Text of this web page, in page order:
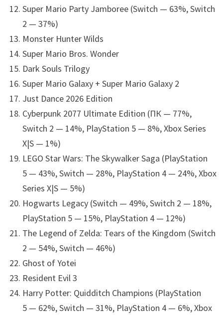
Super Mario Party Jamboree (Switch — 63%, Switch
2 — 37%)
Monster Hunter Wilds
Super Mario Bros. Wonder
Dark Souls Trilogy
Super Mario Galaxy + Super Mario Galaxy 2
Just Dance 2026 Edition
Cyberpunk 2077 Ultimate Edition (ПК — 77%,
Switch 2 — 14%, PlayStation 5 — 8%, Xbox Series
X|S — 1%)
LEGO Star Wars: The Skywalker Saga (PlayStation
5 — 43%, Switch — 28%, PlayStation 4 — 24%, Xbox
Series X|S — 5%)
Hogwarts Legacy (Switch — 49%, Switch 2 — 18%,
PlayStation 5 — 15%, PlayStation 4 — 12%)
The Legend of Zelda: Tears of the Kingdom (Switch
2 — 54%, Switch — 46%)
Ghost of Yotei
Resident Evil 3
Harry Potter: Quidditch Champions (PlayStation
5 — 62%, Switch — 31%, PlayStation 4 — 6%, Xbox